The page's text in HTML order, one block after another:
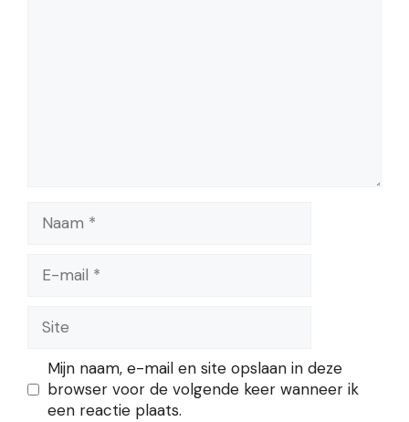
mail
Mijn naam, e-mail en site opslaan in deze
browser voor de volgende keer wanneer ik
een reactie plaats.